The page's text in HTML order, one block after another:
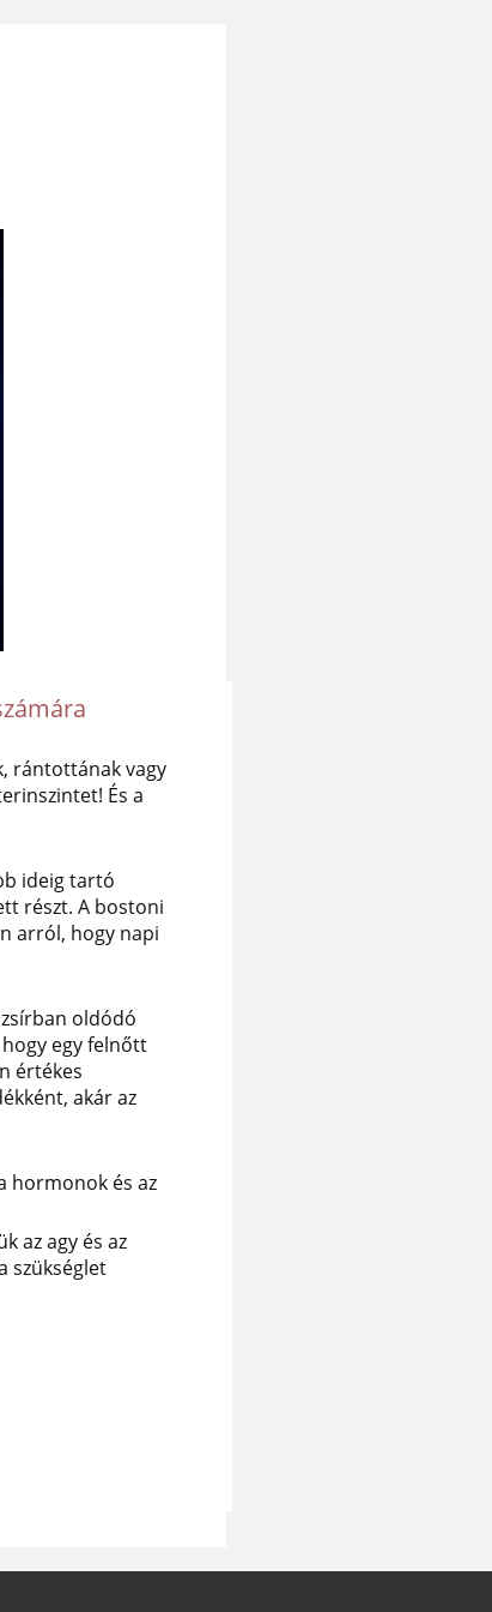
rántottának vagy
És a
ideig tartó
részt. A bostoni
arról, hogy napi
oldódó
egy felnőtt
értékes
akár az
hormonok és az
az agy és az
szükséglet